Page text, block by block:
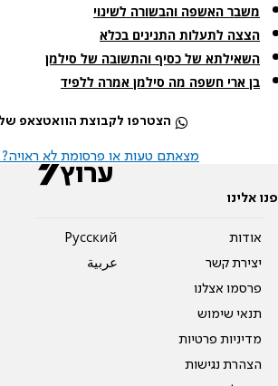
משבר האשפה והבשורה לשינוי
הצצה לתעלות התנינים בכלא
השאילתא של כסיף והתשובה של סילמן
בן ארי חשפה מה סילמן אמרה ללפיד
הצטרפו לקבוצת הוואטצאפ של
מצאתם טעות או פרסומת לא ראויה?
פנו אלינו
אודות
יצירת קשר
פרסמו אצלנו
תנאי שימוש
מדיניות פרטיות
הצהרת נגישות
Pусский
عربية